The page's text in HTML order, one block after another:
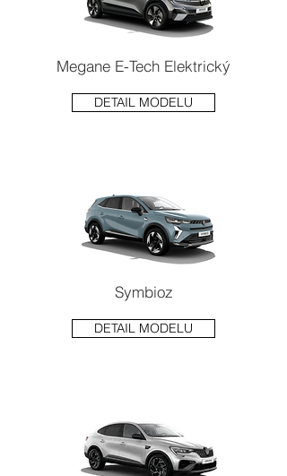
Megane E-Tech Elektrický
DETAIL MODELU
Symbioz
DETAIL MODELU